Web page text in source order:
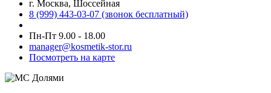
г. Москва, Шоссейная
8 (999) 443-03-07 (звонок бесплатный)
Пн-Пт 9.00 - 18.00
manager@kosmetik-stor.ru
Посмотреть на карте